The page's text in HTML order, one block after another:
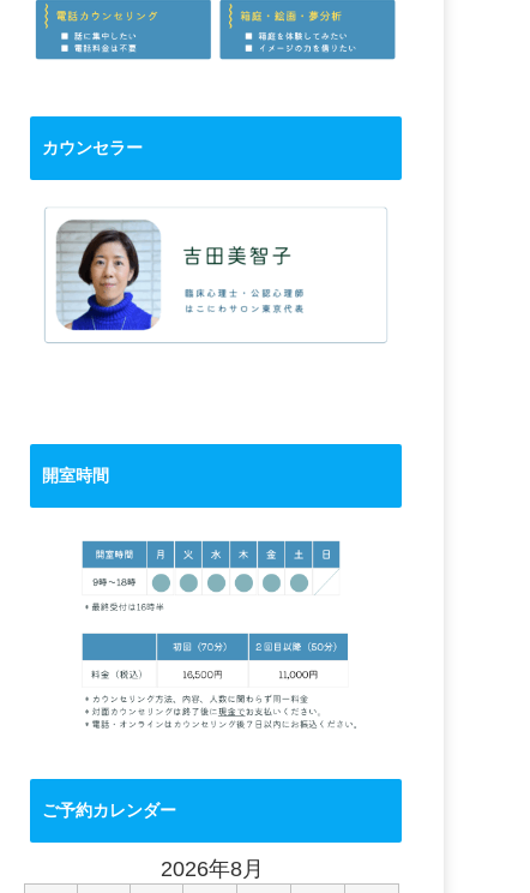
カウンセラー
開室時間
ご予約カレンダー
2026年8月